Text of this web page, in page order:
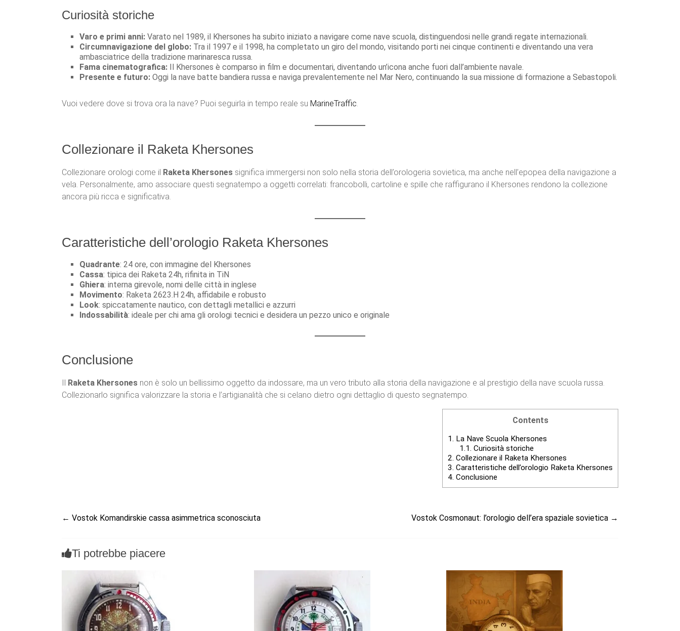
Curiosità storiche
Varo e primi anni: Varato nel 1989, il Khersones ha subito iniziato a navigare come nave scuola, distinguendosi nelle grandi regate internazionali.
Circumnavigazione del globo: Tra il 1997 e il 1998, ha completato un giro del mondo, visitando porti nei cinque continenti e diventando una vera
ambasciatrice della tradizione marinaresca russa.
Fama cinematografica: Il Khersones è comparso in film e documentari, diventando un’icona anche fuori dall’ambiente navale.
Presente e futuro: Oggi la nave batte bandiera russa e naviga prevalentemente nel Mar Nero, continuando la sua missione di formazione a Sebastopoli.
Vuoi vedere dove si trova ora la nave? Puoi seguirla in tempo reale su MarineTraffic.
Collezionare il Raketa Khersones
Collezionare orologi come il Raketa Khersones significa immergersi non solo nella storia dell’orologeria sovietica, ma anche nell’epopea della navigazione a
vela. Personalmente, amo associare questi segnatempo a oggetti correlati: francobolli, cartoline e spille che raffigurano il Khersones rendono la collezione
ancora più ricca e significativa.
Caratteristiche dell’orologio Raketa Khersones
Quadrante: 24 ore, con immagine del Khersones
Cassa: tipica dei Raketa 24h, rifinita in TiN
Ghiera: interna girevole, nomi delle città in inglese
Movimento: Raketa 2623.H 24h, affidabile e robusto
Look: spiccatamente nautico, con dettagli metallici e azzurri
Indossabilità: ideale per chi ama gli orologi tecnici e desidera un pezzo unico e originale
Conclusione
Il Raketa Khersones non è solo un bellissimo oggetto da indossare, ma un vero tributo alla storia della navigazione e al prestigio della nave scuola russa.
Collezionarlo significa valorizzare la storia e l’artigianalità che si celano dietro ogni dettaglio di questo segnatempo.
Contents
1. La Nave Scuola Khersones
1.1. Curiosità storiche
2. Collezionare il Raketa Khersones
3. Caratteristiche dell’orologio Raketa Khersones
4. Conclusione
← Vostok Komandirskie cassa asimmetrica sconosciuta Vostok Cosmonaut: l’orologio dell’era spaziale sovietica →
Ti potrebbe piacere